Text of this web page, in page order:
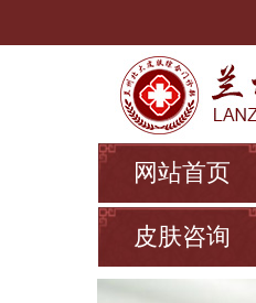
网站首页
皮肤咨询